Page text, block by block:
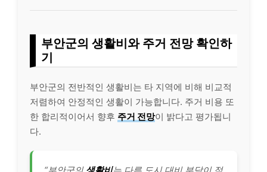
부안군의 생활비와 주거 전망 확인하
기
부안군의 전반적인 생활비는 타 지역에 비해 비교적
저렴하여 안정적인 생활이 가능합니다. 주거 비용 또
한 합리적이어서 향후 주거 전망이 밝다고 평가됩니
다.